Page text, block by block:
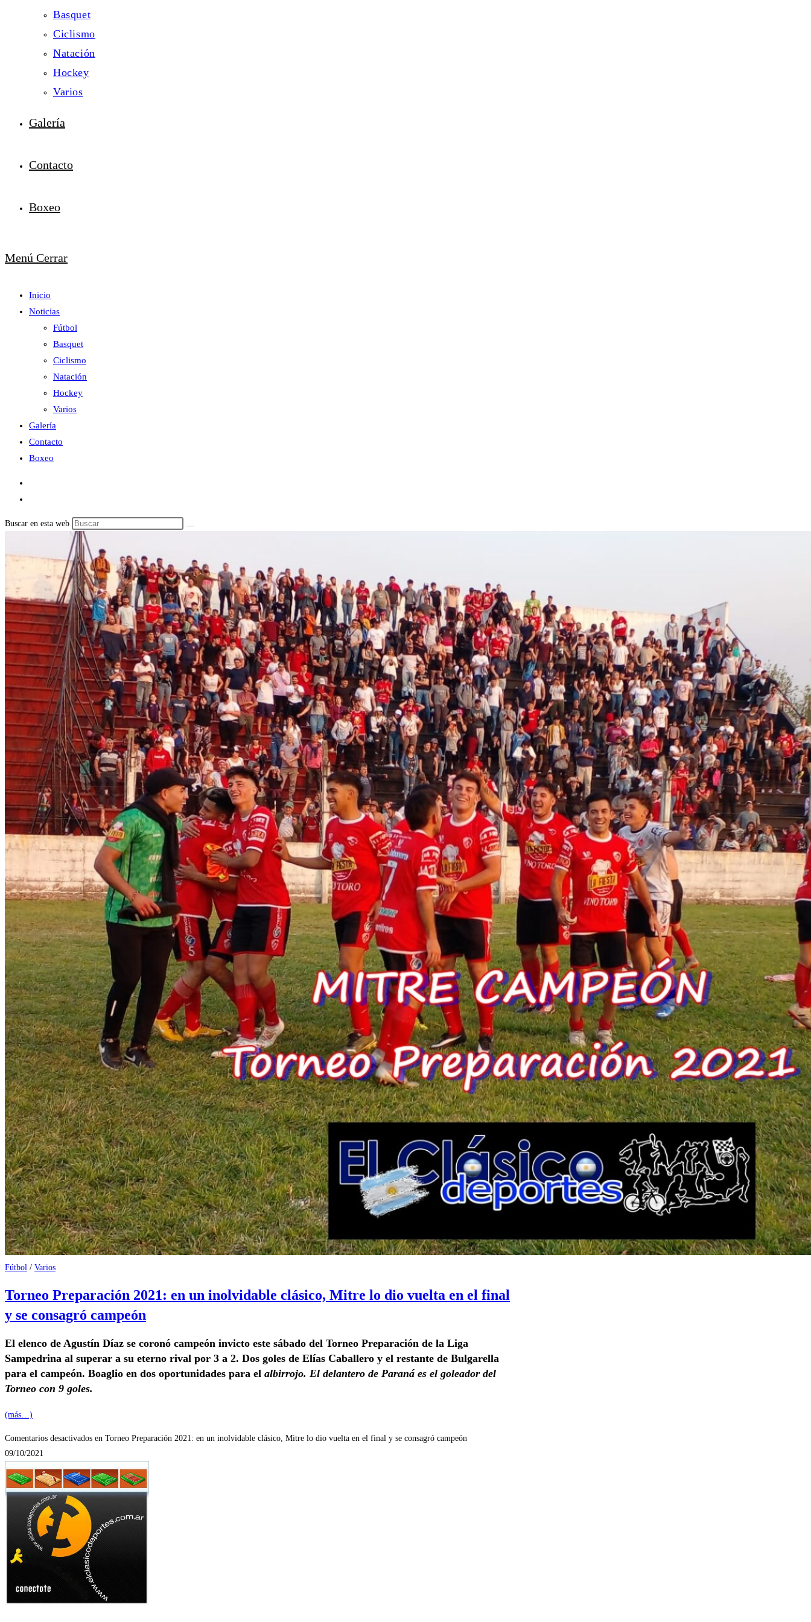
Basquet
Ciclismo
Natación
Hockey
Varios
Galería
Contacto
Boxeo
Menú Cerrar
Inicio
Noticias
Fútbol
Basquet
Ciclismo
Natación
Hockey
Varios
Galería
Contacto
Boxeo
Buscar en esta web
Fútbol / Varios
Torneo Preparación 2021: en un inolvidable clásico, Mitre lo dio vuelta en el final
y se consagró campeón
El elenco de Agustín Díaz se coronó campeón invicto este sábado del Torneo Preparación de la Liga
Sampedrina al superar a su eterno rival por 3 a 2. Dos goles de Elías Caballero y el restante de Bulgarella
para el campeón. Boaglio en dos oportunidades para el albirrojo. El delantero de Paraná es el goleador del
Torneo con 9 goles.
(más…)
Comentarios desactivados en Torneo Preparación 2021: en un inolvidable clásico, Mitre lo dio vuelta en el final y se consagró campeón
09/10/2021